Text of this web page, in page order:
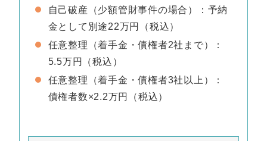
自己破産（少額管財事件の場合）：予納
金として別途22万円（税込）
任意整理（着手金・債権者2社まで）：
5.5万円（税込）
任意整理（着手金・債権者3社以上）：
債権者数×2.2万円（税込）